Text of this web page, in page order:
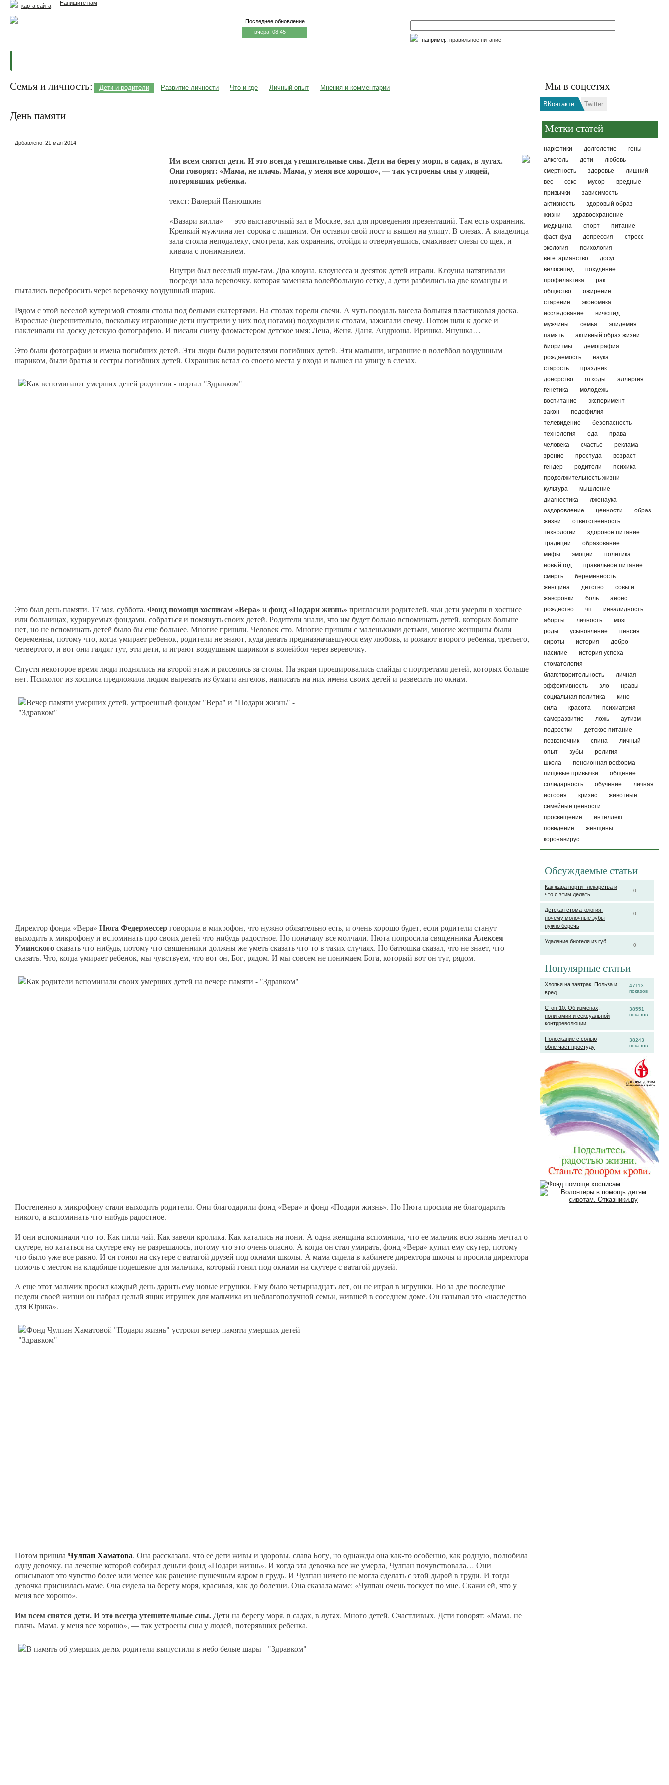
Напишите нам
например, правильное питание
карта сайта
Последнее обновление
вчера, 08:45
Мы в соцсетях
ВКонтакте Twitter
Метки статей
наркотики долголетие
гены
алкоголь
дети
любовь
смертность
здоровье
лишний
вес
секс мусор
вредные
привычки
зависимость
активность
здоровый образ
жизни
здравоохранение
медицина
спорт
питание
фаст-фуд
депрессия
стресс
экология
психология
вегетарианство
досуг
велосипед
похудение
профилактика
рак
общество
ожирение
старение
экономика
исследование
вич/спид
мужчины
семья
эпидемия
память
активный образ жизни
биоритмы
демография
рождаемость
наука
старость
праздник
донорство
отходы
аллергия
генетика
молодежь
воспитание
эксперимент
закон
педофилия
телевидение
безопасность
технология
еда
права
человека
счастье
реклама
зрение
простуда
возраст
гендер
родители
психика
продолжительность жизни
культура
мышление
диагностика
лженаука
оздоровление
ценности
образ
жизни
ответственность
технологии
здоровое питание
традиции
образование
мифы
эмоции
политика
новый год
правильное питание
смерть
беременность
женщина
детство
совы и
жаворонки
боль
анонс
рождество
чп
инвалидность
аборты
личность
мозг
роды
усыновление
пенсия
сироты
история
добро
насилие
история успеха
стоматология
благотворительность
личная
эффективность
зло
нравы
социальная политика
кино
сила
красота
психиатрия
саморазвитие
ложь
аутизм
подростки
детское питание
позвоночник
спина
личный
опыт
зубы
религия
школа
пенсионная реформа
пищевые привычки
общение
солидарность
обучение
личная
история
кризис
животные
семейные ценности
просвещение
интеллект
поведение
женщины
коронавирус
Обсуждаемые статьи
0
Как жара портит лекарства и
что с этим делать
0
Детская стоматология:
почему молочные зубы
нужно беречь
0
Удаление биогеля из губ
Популярные статьи
47113
показов
Хлопья на завтрак. Польза и
вред
38551
показов
Стоп-10. Об изменах,
полигамии и сексуальной
контрреволюции
38243
показов
Полоскание с солью
облегчает простуду
Семья и личность: Дети и родители Развитие личности Что и где Личный опыт Мнения и комментарии
День памяти
Добавлено: 21 мая 2014
Им всем снятся дети. И это всегда утешительные сны. Дети на берегу моря, в садах, в лугах.
Они говорят: «Мама, не плачь. Мама, у меня все хорошо», — так устроены сны у людей,
потерявших ребенка.
текст: Валерий Панюшкин
«Вазари вилла» — это выставочный зал в Москве, зал для проведения презентаций. Там есть охранник.
Крепкий мужчина лет сорока с лишним. Он оставил свой пост и вышел на улицу. В слезах. А владелица
зала стояла неподалеку, смотрела, как охранник, отойдя и отвернувшись, смахивает слезы со щек, и
кивала с пониманием.
Внутри был веселый шум-гам. Два клоуна, клоунесса и десяток детей играли. Клоуны натягивали
посреди зала веревочку, которая заменяла волейбольную сетку, а дети разбились на две команды и
пытались перебросить через веревочку воздушный шарик.
Рядом с этой веселой кутерьмой стояли столы под белыми скатертями. На столах горели свечи. А чуть поодаль висела большая пластиковая доска.
Взрослые (нерешительно, поскольку играющие дети шустрили у них под ногами) подходили к столам, зажигали свечу. Потом шли к доске и
наклеивали на доску детскую фотографию. И писали снизу фломастером детское имя: Лена, Женя, Даня, Андрюша, Иришка, Янушка…
Это были фотографии и имена погибших детей. Эти люди были родителями погибших детей. Эти малыши, игравшие в волейбол воздушным
шариком, были братья и сестры погибших детей. Охранник встал со своего места у входа и вышел на улицу в слезах.
Это был день памяти. 17 мая, суббота. Фонд помощи хосписам «Вера»и фонд «Подари жизнь»пригласили родителей, чьи дети умерли в хосписе
или больницах, курируемых фондами, собраться и помянуть своих детей. Родители знали, что им будет больно вспоминать детей, которых больше
нет, но не вспоминать детей было бы еще больнее. Многие пришли. Человек сто. Многие пришли с маленькими детьми, многие женщины были
беременны, потому что, когда умирает ребенок, родители не знают, куда девать предназначавшуюся ему любовь, и рожают второго ребенка, третьего,
четвертого, и вот они галдят тут, эти дети, и играют воздушным шариком в волейбол через веревочку.
Спустя некоторое время люди поднялись на второй этаж и расселись за столы. На экран проецировались слайды с портретами детей, которых больше
нет. Психолог из хосписа предложила людям вырезать из бумаги ангелов, написать на них имена своих детей и развесить по окнам.
Директор фонда «Вера» Нюта Федермессерговорила в микрофон, что нужно обязательно есть, и очень хорошо будет, если родители станут
выходить к микрофону и вспоминать про своих детей что-нибудь радостное. Но поначалу все молчали. Нюта попросила священника Алексея
Уминскогосказать что-нибудь, потому что священники должны же уметь сказать что-то в таких случаях. Но батюшка сказал, что не знает, что
сказать. Что, когда умирает ребенок, мы чувствуем, что вот он, Бог, рядом. И мы совсем не понимаем Бога, который вот он тут, рядом.
Постепенно к микрофону стали выходить родители. Они благодарили фонд «Вера» и фонд «Подари жизнь». Но Нюта просила не благодарить
никого, а вспоминать что-нибудь радостное.
И они вспоминали что-то. Как пили чай. Как завели кролика. Как катались на пони. А одна женщина вспомнила, что ее мальчик всю жизнь мечтал о
скутере, но кататься на скутере ему не разрешалось, потому что это очень опасно. А когда он стал умирать, фонд «Вера» купил ему скутер, потому
что было уже все равно. И он гонял на скутере с ватагой друзей под окнами школы. А мама сидела в кабинете директора школы и просила директора
помочь с местом на кладбище подешевле для мальчика, который гонял под окнами на скутере с ватагой друзей.
А еще этот мальчик просил каждый день дарить ему новые игрушки. Ему было четырнадцать лет, он не играл в игрушки. Но за две последние
недели своей жизни он набрал целый ящик игрушек для мальчика из неблагополучной семьи, жившей в соседнем доме. Он называл это «наследство
для Юрика».
Потом пришла Чулпан Хаматова. Она рассказала, что ее дети живы и здоровы, слава Богу, но однажды она как-то особенно, как родную, полюбила
одну девочку, на лечение которой собирал деньги фонд «Подари жизнь». И когда эта девочка все же умерла, Чулпан почувствовала… Они
описывают это чувство более или менее как ранение пушечным ядром в грудь. И Чулпан ничего не могла сделать с этой дырой в груди. И тогда
девочка приснилась маме. Она сидела на берегу моря, красивая, как до болезни. Она сказала маме: «Чулпан очень тоскует по мне. Скажи ей, что у
меня все хорошо».
Им всем снятся дети. И это всегда утешительные сны. Дети на берегу моря, в садах, в лугах. Много детей. Счастливых. Дети говорят: «Мама, не
плачь. Мама, у меня все хорошо», — так устроены сны у людей, потерявших ребенка.